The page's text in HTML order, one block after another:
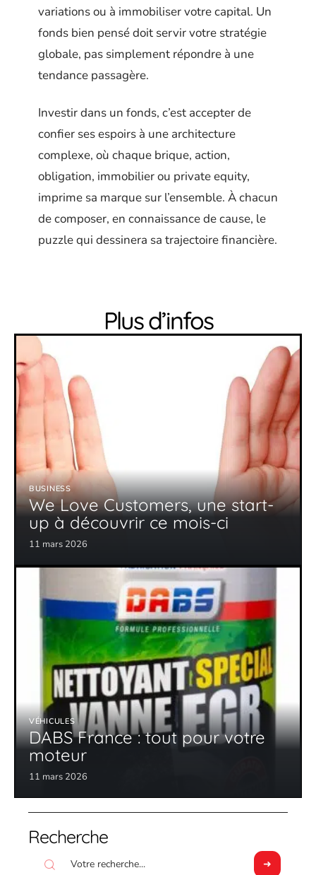
variations ou à immobiliser votre capital. Un
fonds bien pensé doit servir votre stratégie
globale, pas simplement répondre à une
tendance passagère.
Investir dans un fonds, c’est accepter de
confier ses espoirs à une architecture
complexe, où chaque brique, action,
obligation, immobilier ou private equity,
imprime sa marque sur l’ensemble. À chacun
de composer, en connaissance de cause, le
puzzle qui dessinera sa trajectoire financière.
Plus d’infos
BUSINESS
We Love Customers, une start-
up à découvrir ce mois-ci
11 mars 2026
VÉHICULES
DABS France : tout pour votre
moteur
11 mars 2026
Recherche